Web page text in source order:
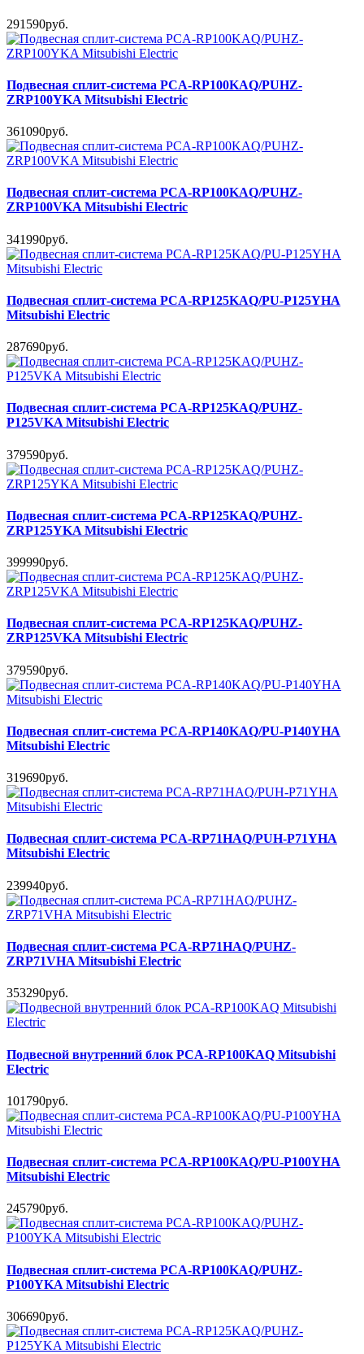
291590руб.
Подвесная сплит-система PCA-RP100KAQ/PUHZ-
ZRP100YKA Mitsubishi Electric
361090руб.
Подвесная сплит-система PCA-RP100KAQ/PUHZ-
ZRP100VKA Mitsubishi Electric
341990руб.
Подвесная сплит-система PCA-RP125KAQ/PU-P125YHA
Mitsubishi Electric
287690руб.
Подвесная сплит-система PCA-RP125KAQ/PUHZ-
P125VKA Mitsubishi Electric
379590руб.
Подвесная сплит-система PCA-RP125KAQ/PUHZ-
ZRP125YKA Mitsubishi Electric
399990руб.
Подвесная сплит-система PCA-RP125KAQ/PUHZ-
ZRP125VKA Mitsubishi Electric
379590руб.
Подвесная сплит-система PCA-RP140KAQ/PU-P140YHA
Mitsubishi Electric
319690руб.
Подвесная сплит-система PCA-RP71HAQ/PUH-P71YHA
Mitsubishi Electric
239940руб.
Подвесная сплит-система PCA-RP71HAQ/PUHZ-
ZRP71VHA Mitsubishi Electric
353290руб.
Подвесной внутренний блок PCA-RP100KAQ Mitsubishi
Electric
101790руб.
Подвесная сплит-система PCA-RP100KAQ/PU-P100YHA
Mitsubishi Electric
245790руб.
Подвесная сплит-система PCA-RP100KAQ/PUHZ-
P100YKA Mitsubishi Electric
306690руб.